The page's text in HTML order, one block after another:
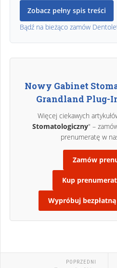
Zobacz pełny spis treści
Bądź na bieżąco zamów
Nowy Gabinet
Grandland Plug-
Więcej ciekawych
Stomatologiczny" –
prenumeratę w
Zamów
Kup
Wypróbuj
POPRZEDNI